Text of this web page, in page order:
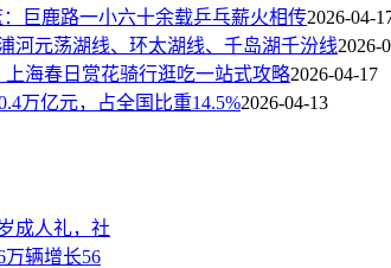
巨鹿路一小六十余载乒乓薪火相传2026-04-
河元荡湖线、环太湖线、千岛湖千汾线2026-
海春日赏花骑行逛吃一站式攻略2026-04-17
万亿元，占全国比重14.5%2026-04-13
成人礼，社
万辆增长56